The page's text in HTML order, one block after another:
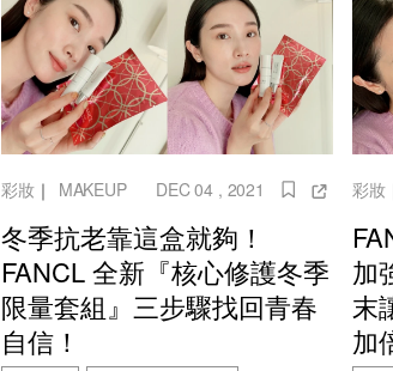
彩妝｜ MAKEUP DEC 04 , 2021
冬季抗老靠這盒就夠！
FANCL 全新『核心修護冬季
限量套組』三步驟找回青春
自信！
彩妝
加
末
加